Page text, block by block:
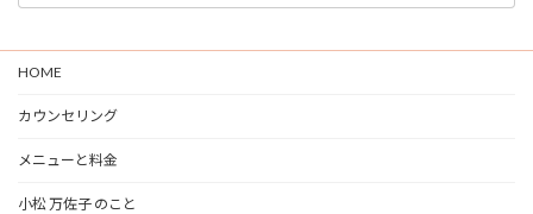
グ
ー
カ
ブ
HOME
カウンセリング
メニューと料金
小松 万佐子 のこと